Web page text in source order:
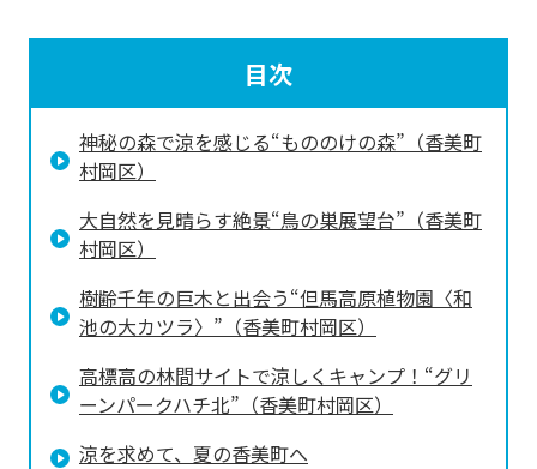
目次
神秘の森で涼を感じる“もののけの森”（香美町
村岡区）
大自然を見晴らす絶景“鳥の巣展望台”（香美町
村岡区）
樹齢千年の巨木と出会う“但馬高原植物園〈和
池の大カツラ〉”（香美町村岡区）
高標高の林間サイトで涼しくキャンプ！“グリ
ーンパークハチ北”（香美町村岡区）
涼を求めて、夏の香美町へ